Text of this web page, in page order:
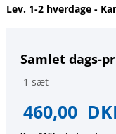
Lev. 1-2 hverdage -
Samlet dags-
1 sæt
460,00